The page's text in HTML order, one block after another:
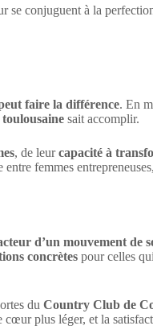
se conjuguent à la
faire la différence. En
sait accomplir.
, de leurcapacité à
entre femmes
d’un mouvement de
concrètes pour celles
du Country Club de
cœur plus léger, et la